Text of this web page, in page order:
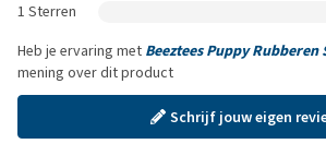
1 Sterren
Heb je ervaring met Beeztees Puppy Rubberen
mening over dit product
Schrijf jouw eigen